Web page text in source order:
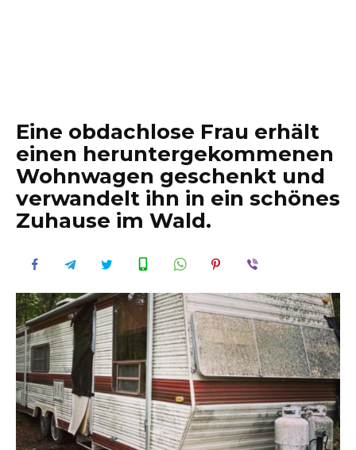
Eine obdachlose Frau erhält
einen heruntergekommenen
Wohnwagen geschenkt und
verwandelt ihn in ein schönes
Zuhause im Wald.